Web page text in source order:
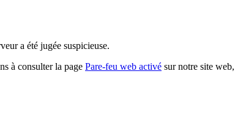
a été jugée suspicieuse.
à consulter la page Pare-feu web activé sur notre site